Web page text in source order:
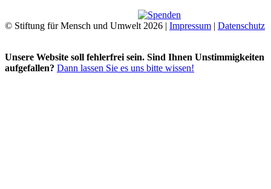
© Stiftung für Mensch und Umwelt 2026 | Impressum | Datenschutz
Unsere Website soll fehlerfrei sein. Sind Ihnen Unstimmigkeiten
aufgefallen? Dann lassen Sie es uns bitte wissen!